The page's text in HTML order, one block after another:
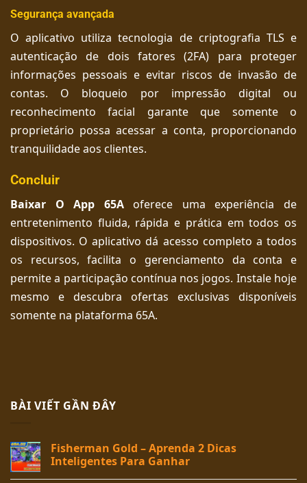
Segurança avançada
O aplicativo utiliza tecnologia de criptografia TLS e
autenticação de dois fatores (2FA) para proteger
informações pessoais e evitar riscos de invasão de
contas. O bloqueio por impressão digital ou
reconhecimento facial garante que somente o
proprietário possa acessar a conta, proporcionando
tranquilidade aos clientes.
Concluir
Baixar O App 65Aoferece uma experiência de
entretenimento fluida, rápida e prática em todos os
dispositivos. O aplicativo dá acesso completo a todos
os recursos, facilita o gerenciamento da conta e
permite a participação contínua nos jogos. Instale hoje
mesmo e descubra ofertas exclusivas disponíveis
somente na plataforma 65A.
BÀI VIẾT GẦN ĐÂY
Fisherman Gold – Aprenda 2 Dicas
Inteligentes Para Ganhar